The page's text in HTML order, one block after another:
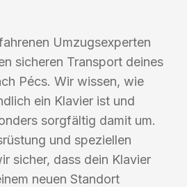
Umzugsexperten
sicheren Transport deines
Pécs. Wir wissen, wie
ein Klavier ist und
sorgfältig damit um.
und speziellen
sicher, dass dein Klavier
neuen Standort